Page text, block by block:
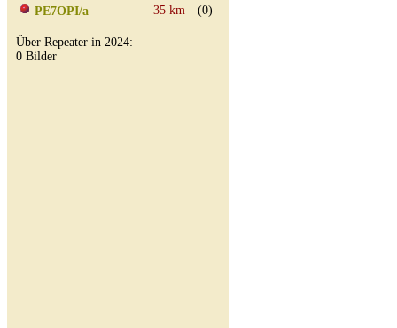
PE7OPI/a
35 km (0)
Über Repeater in 2024:
0 Bilder